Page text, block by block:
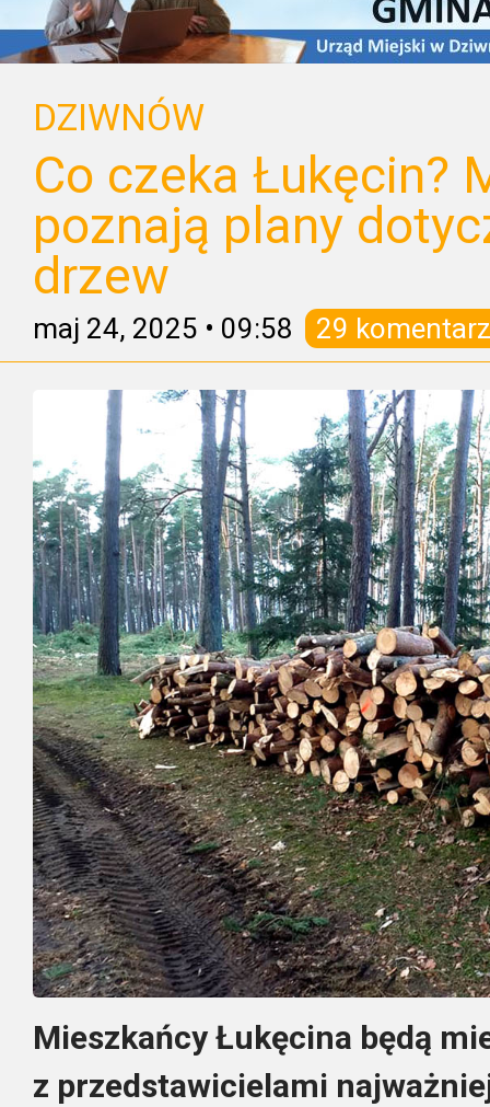
DZIWNÓW
Co czeka Łukęcin?
poznają plany
drzew
maj 24, 2025 • 09:58 29
Mieszkańcy Łukęcina będą
z przedstawicielami